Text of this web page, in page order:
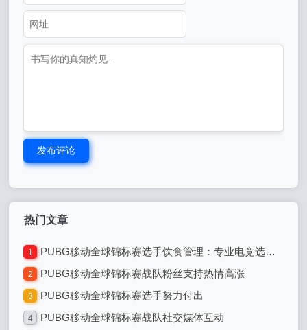
发布评论
热门文章
1 PUBG移动全球锦标赛选手饮食管理：专业电竞选手的饮食之道
2 PUBG移动全球锦标赛战队粉丝支持热情高涨
3 PUBG移动全球锦标赛选手努力付出
4 PUBG移动全球锦标赛战队社交媒体互动